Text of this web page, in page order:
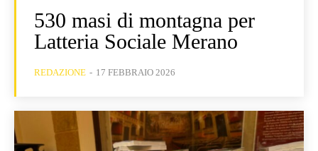
530 masi di montagna per
Latteria Sociale Merano
REDAZIONE - 17 FEBBRAIO 2026